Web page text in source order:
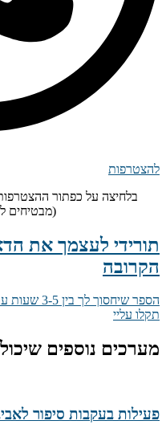
להצטרפות
בלחיצה על כפתור
(מבטיחים
תורידי לעצמך את
הקרובה
הספר שיחסוך לך בין 3-5 שעות עבודה בשבוע
תקלו עליי
מערכים נוספים
פעילות בעקבות סיפור